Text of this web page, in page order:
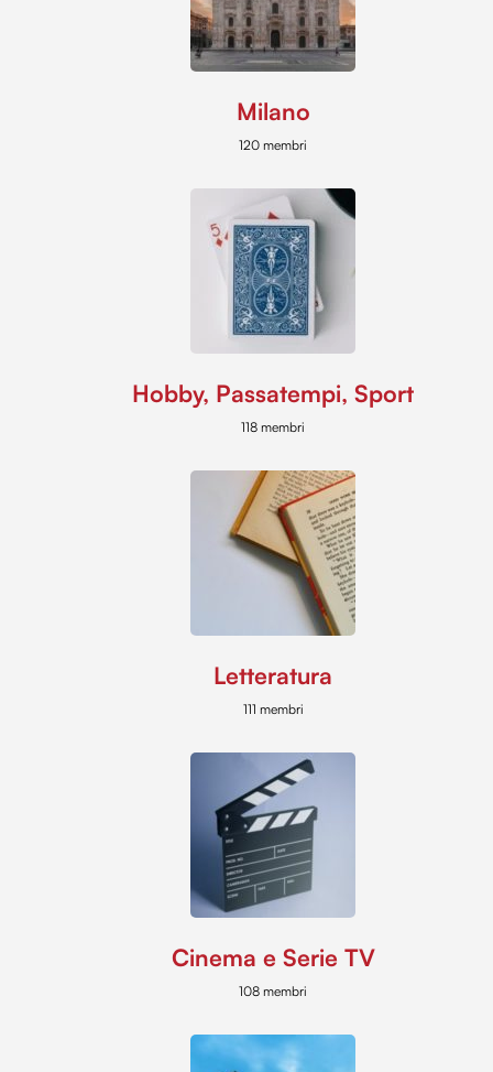
Milano
120 membri
Hobby, Passatempi, Sport
118 membri
Letteratura
111 membri
Cinema e Serie TV
108 membri